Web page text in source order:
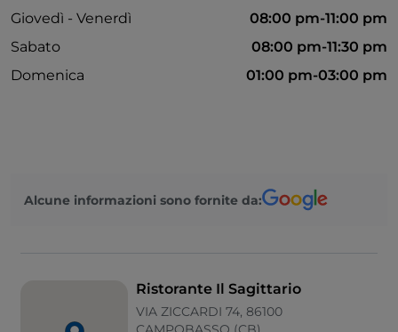
Giovedì - Venerdì
08:00 pm-11:00 pm
Sabato
08:00 pm-11:30 pm
Domenica
01:00 pm-03:00 pm
Alcune informazioni sono fornite da:
Ristorante Il Sagittario
VIA ZICCARDI 74, 86100